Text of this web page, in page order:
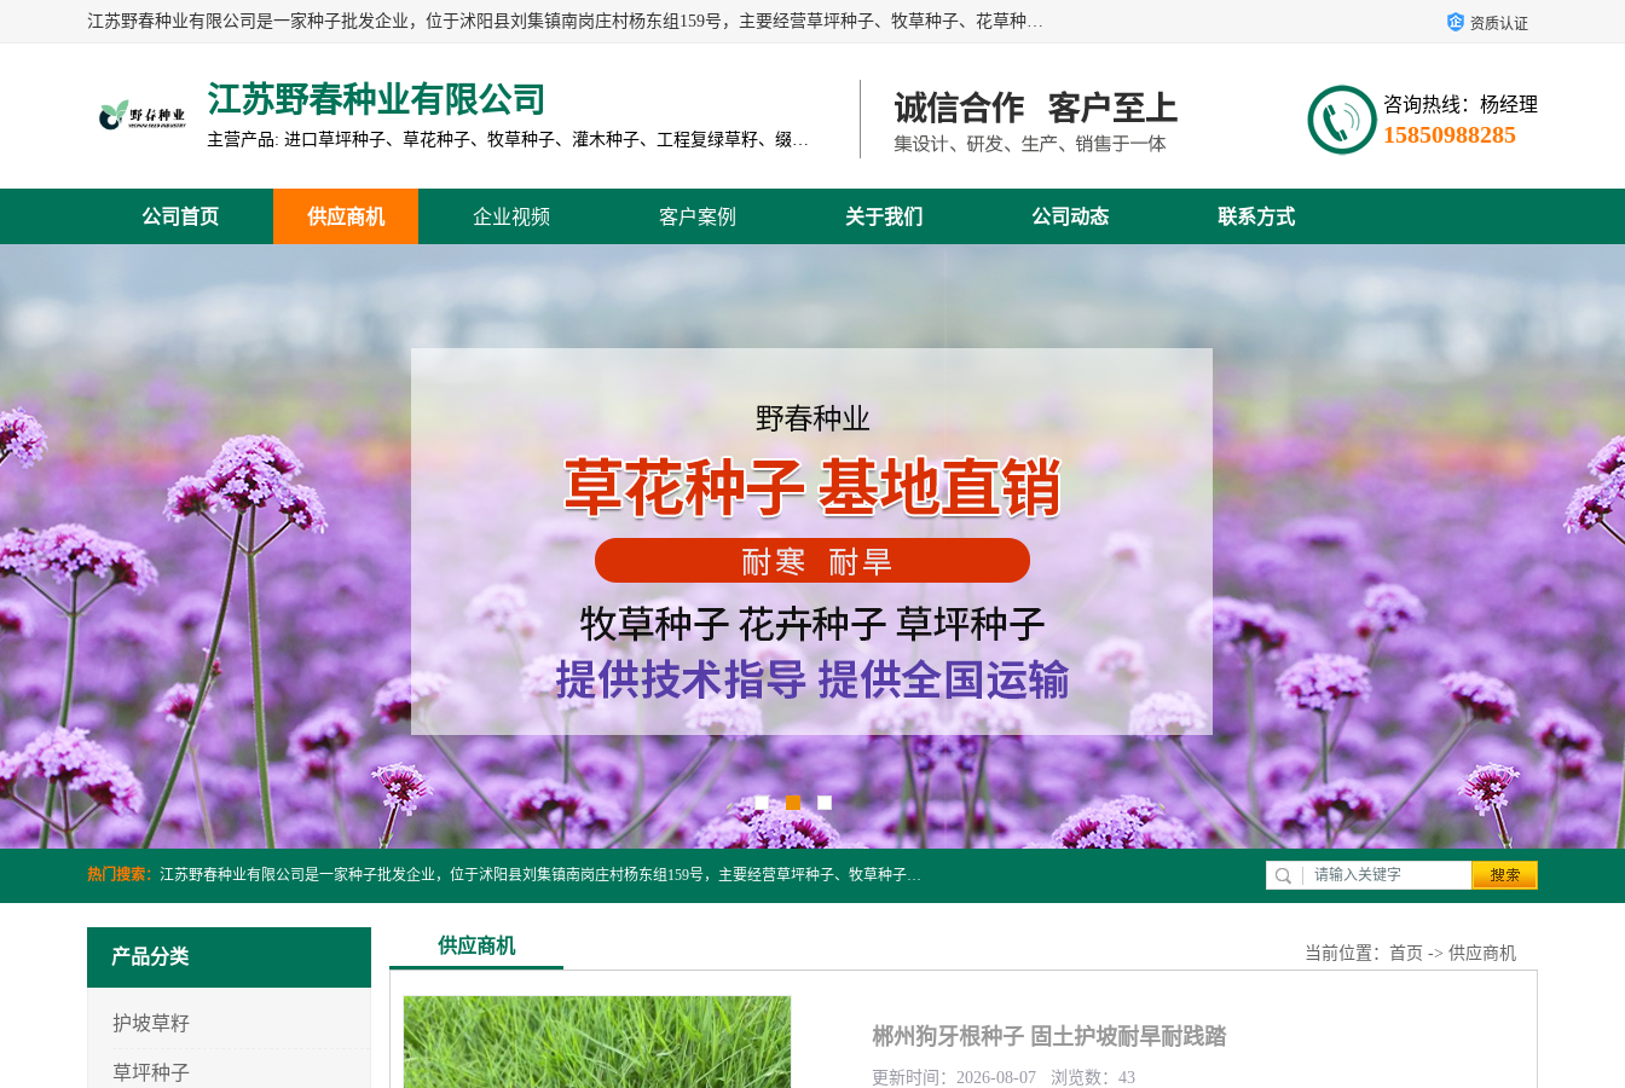
江苏野春种业有限公司是一家种子批发企业，位于沭阳县刘集镇南岗庄村杨东组159号，主要经营草坪种子、牧草种子、花草种子、复绿草种、绿化草籽、护坡草籽、绿肥种子、灌木种子、黑麦草种子、高羊茅种子、早熟禾种子、狗牙根种子、剪股颖种子等。 资质认证
江苏野春种业有限公司
主营产品: 进口草坪种子、草花种子、牧草种子、灌木种子、工程复绿草籽、缀花组合种子
咨询热线：杨经理
15850988285
公司首页 供应商机 企业视频 客户案例 关于我们 公司动态 联系方式
热门搜索： 江苏野春种业有限公司是一家种子批发企业，位于沭阳县刘集镇南岗庄村杨东组159号，主要经营草坪种子、牧草种子、花草种子、复绿草种、绿化草籽、护坡草籽、绿肥种子、灌木种子、黑麦草种子、高羊茅种子、早熟禾种子、狗牙根种子、剪股颖种子等。
产品分类
护坡草籽
草坪种子
供应商机 当前位置： 首页 -> 供应商机
郴州狗牙根种子 固土护坡耐旱耐践踏
更新时间：2026-08-07 浏览数：43